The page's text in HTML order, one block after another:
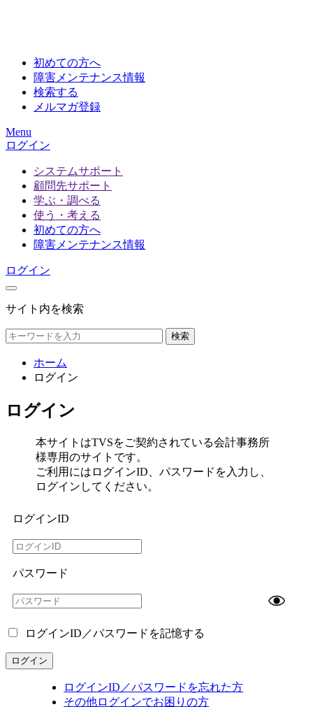
初めての方へ
障害メンテナンス情報
検索する
メルマガ登録
Menu
ログイン
システムサポート
顧問先サポート
学ぶ・調べる
使う・考える
初めての方へ
障害メンテナンス情報
ログイン
サイト内を検索
検索
ホーム
ログイン
ログイン
本サイトはTVSをご契約されている会計事務所
様専用のサイトです。
ご利用にはログインID、パスワードを入力し、
ログインしてください。
ログインID
パスワード
ログインID／パスワードを記憶する
ログイン
ログインID／パスワードを忘れた方
その他ログインでお困りの方